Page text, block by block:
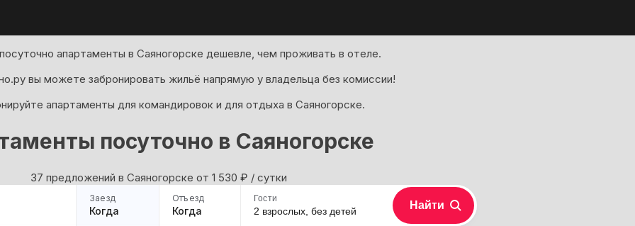
апартаменты в Саяногорске дешевле, чем проживать в отеле.
вы можете забронировать жильё напрямую у владельца без комиссии!
апартаменты для командировок и для отдыха в Саяногорске.
посуточно в Саяногорске
37 предложений в Саяногорске oт 1 530 ₽ / сутки
Заезд
Когда
Отъезд
Когда
Гости
2 взрослых, без детей Найти